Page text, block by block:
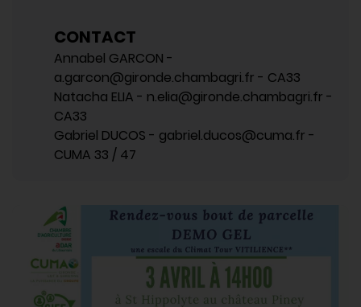
CONTACT
Annabel GARCON -
a.garcon@gironde.chambagri.fr - CA33
Natacha ELIA - n.elia@gironde.chambagri.fr -
CA33
Gabriel DUCOS - gabriel.ducos@cuma.fr -
CUMA 33 / 47